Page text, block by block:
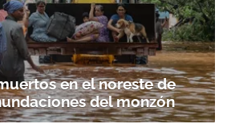
en el noreste de
del monzón